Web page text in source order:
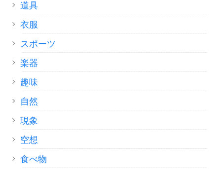
道具
衣服
スポーツ
楽器
趣味
自然
現象
空想
食べ物